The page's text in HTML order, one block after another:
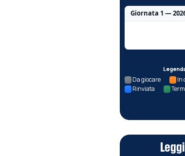
Giornata 1 —
Da giocare In
Rinviata